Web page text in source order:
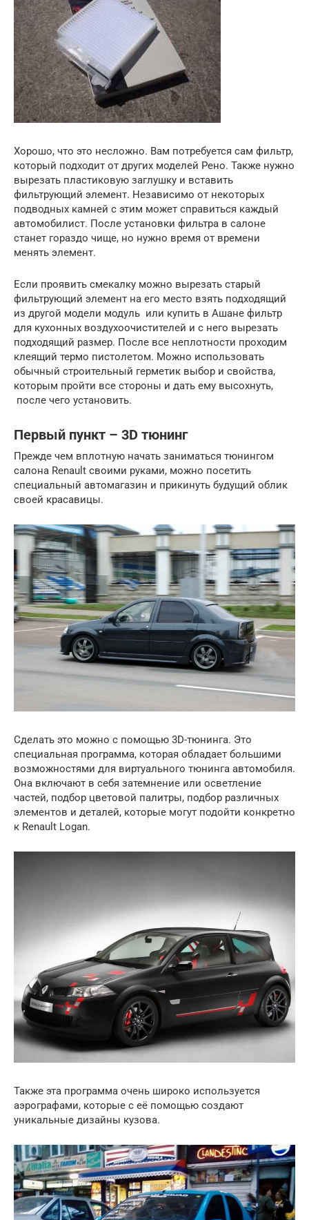
Хорошо, что это несложно. Вам потребуется сам фильтр,
который подходит от других моделей Рено. Также нужно
вырезать пластиковую заглушку и вставить
фильтрующий элемент. Независимо от некоторых
подводных камней с этим может справиться каждый
автомобилист. После установки фильтра в салоне
станет гораздо чище, но нужно время от времени
менять элемент.
Если проявить смекалку можно вырезать старый
фильтрующий элемент на его место взять подходящий
из другой модели модуль или купить в Ашане фильтр
для кухонных воздухоочистителей и с него вырезать
подходящий размер. После все неплотности проходим
клеящий термо пистолетом. Можно использовать
обычный строительный герметик выбор и свойства,
которым пройти все стороны и дать ему высохнуть,
после чего установить.
Первый пункт – 3D тюнинг
Прежде чем вплотную начать заниматься тюнингом
салона Renault своими руками, можно посетить
специальный автомагазин и прикинуть будущий облик
своей красавицы.
Сделать это можно с помощью 3D-тюнинга. Это
специальная программа, которая обладает большими
возможностями для виртуального тюнинга автомобиля.
Она включают в себя затемнение или осветление
частей, подбор цветовой палитры, подбор различных
элементов и деталей, которые могут подойти конкретно
к Renault Logan.
Также эта программа очень широко используется
аэрографами, которые с её помощью создают
уникальные дизайны кузова.